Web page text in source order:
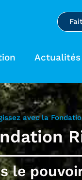
avec la
le